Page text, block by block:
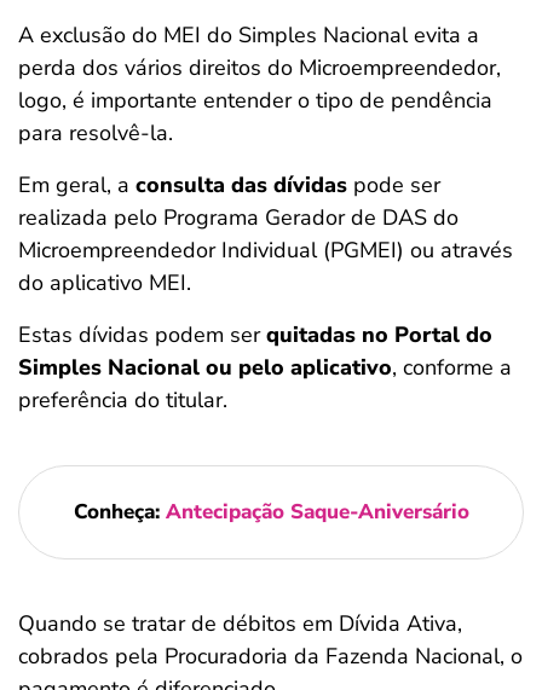
A exclusão do MEI do Simples Nacional evita a
perda dos vários direitos do Microempreendedor,
logo, é importante entender o tipo de pendência
para resolvê-la.
Em geral, a consulta das dívidas pode ser
realizada pelo Programa Gerador de DAS do
Microempreendedor Individual (PGMEI) ou através
do aplicativo MEI.
Estas dívidas podem serquitadas no Portal do
Simples Nacional ou pelo aplicativo, conforme a
preferência do titular.
Conheça: Antecipação Saque-Aniversário
Quando se tratar de débitos em Dívida Ativa,
cobrados pela Procuradoria da Fazenda Nacional, o